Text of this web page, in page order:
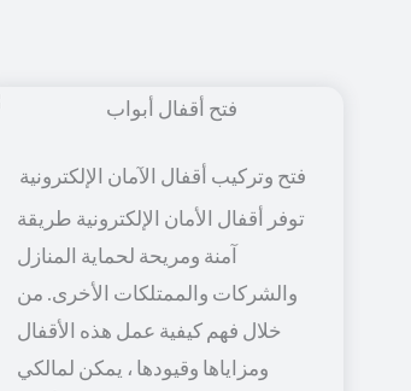
توفر أقفال الأمان الإلكترونية طريقة
آمنة ومريحة لحماية المنازل
والشركات والممتلكات الأخرى. من
خلال فهم كيفية عمل هذه الأقفال
ومزاياها وقيودها ، يمكن لمالكي